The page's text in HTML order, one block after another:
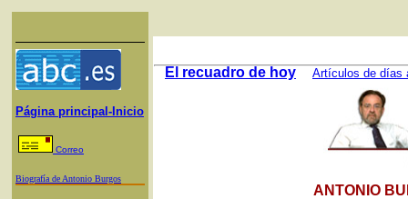
Página principal-Inicio
Correo
Biografía de Antonio Burgos
El recuadro de hoy Artículos de días
ANTONIO